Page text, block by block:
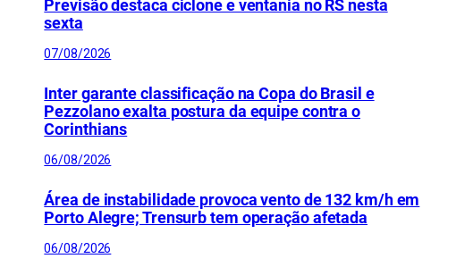
Previsão destaca ciclone e ventania no RS nesta
sexta
07/08/2026
Inter garante classificação na Copa do Brasil e
Pezzolano exalta postura da equipe contra o
Corinthians
06/08/2026
Área de instabilidade provoca vento de 132 km/h em
Porto Alegre; Trensurb tem operação afetada
06/08/2026